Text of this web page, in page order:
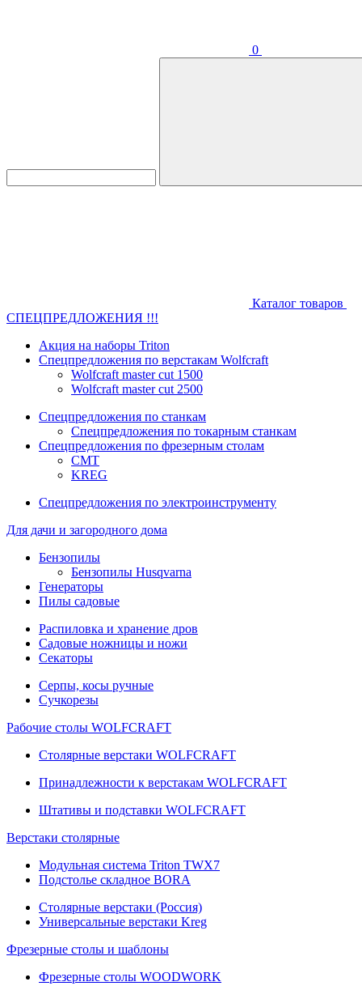
0
Каталог товаров
СПЕЦПРЕДЛОЖЕНИЯ !!!
Акция на наборы Triton
Спецпредложения по верстакам Wolfcraft
Wolfcraft master cut 1500
Wolfcraft master cut 2500
Спецпредложения по станкам
Спецпредложения по токарным станкам
Спецпредложения по фрезерным столам
CMT
KREG
Спецпредложения по электроинструменту
Для дачи и загородного дома
Бензопилы
Бензопилы Husqvarna
Генераторы
Пилы садовые
Распиловка и хранение дров
Садовые ножницы и ножи
Секаторы
Серпы, косы ручные
Сучкорезы
Рабочие столы WOLFCRAFT
Столярные верстаки WOLFCRAFT
Принадлежности к верстакам WOLFCRAFT
Штативы и подставки WOLFCRAFT
Верстаки столярные
Модульная система Triton TWX7
Подстолье складное BORA
Столярные верстаки (Россия)
Универсальные верстаки Kreg
Фрезерные столы и шаблоны
Фрезерные столы WOODWORK